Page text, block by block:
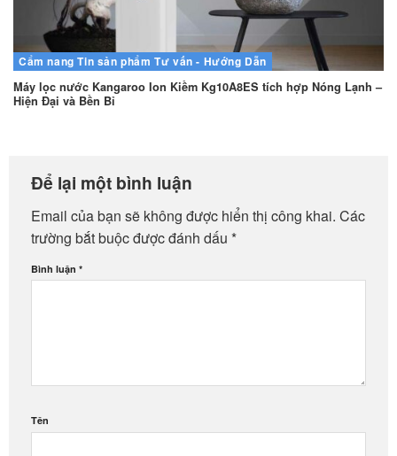
Cẩm nang Tin sản phẩm Tư vấn - Hướng Dẫn
Máy lọc nước Kangaroo Ion Kiềm Kg10A8ES tích hợp Nóng Lạnh –
Hiện Đại và Bền Bỉ
Để lại một bình luận
Email của bạn sẽ không được hiển thị công khai. Các
trường bắt buộc được đánh dấu *
Bình luận *
Tên